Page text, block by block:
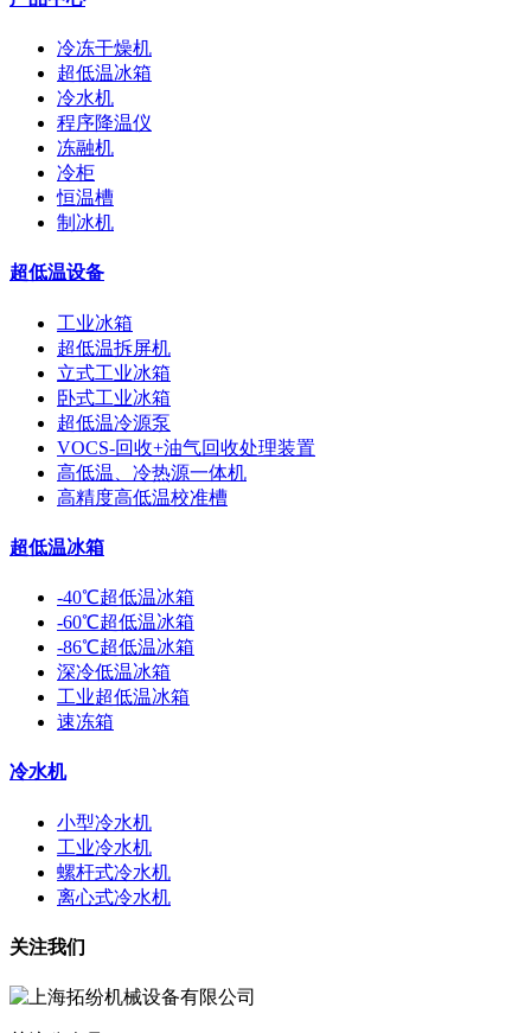
冷冻干燥机
超低温冰箱
冷水机
程序降温仪
冻融机
冷柜
恒温槽
制冰机
超低温设备
工业冰箱
超低温拆屏机
立式工业冰箱
卧式工业冰箱
超低温冷源泵
VOCS-回收+油气回收处理装置
高低温、冷热源一体机
高精度高低温校准槽
超低温冰箱
-40℃超低温冰箱
-60℃超低温冰箱
-86℃超低温冰箱
深冷低温冰箱
工业超低温冰箱
速冻箱
冷水机
小型冷水机
工业冷水机
螺杆式冷水机
离心式冷水机
关注我们